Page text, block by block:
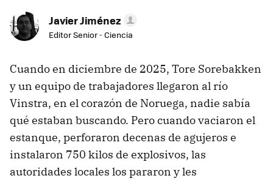
Javier Jiménez
Editor Senior - Ciencia
Cuando en diciembre de 2025, Tore Sorebakken
y un equipo de trabajadores llegaron al río
Vinstra, en el corazón de Noruega, nadie sabía
qué estaban buscando. Pero cuando vaciaron el
estanque, perforaron decenas de agujeros e
instalaron 750 kilos de explosivos, las
autoridades locales los pararon y les